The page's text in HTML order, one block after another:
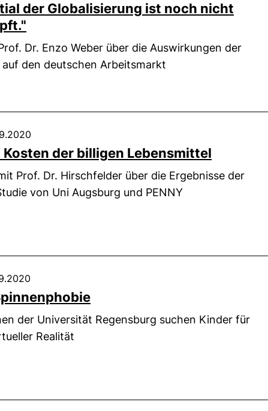
der Globalisierung ist noch nicht
Dr. Enzo Weber über die Auswirkungen der
auf den deutschen Arbeitsmarkt
Kosten der billigen Lebensmittel
Prof. Dr. Hirschfelder über die Ergebnisse der
von Uni Augsburg und PENNY
der Universität Regensburg suchen Kinder für
Realität